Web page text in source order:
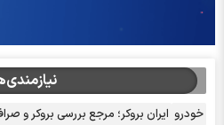
خودرو ایران بروکر؛ مرجع بررسی بروکر و